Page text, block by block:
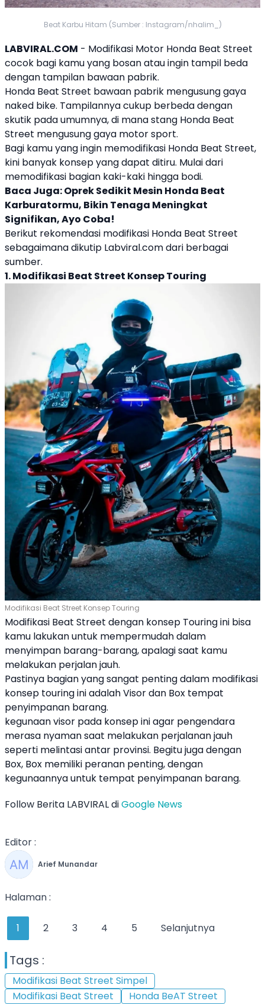
Beat Karbu Hitam (Sumber : Instagram/nhalim_)
LABVIRAL.COM - Modifikasi Motor Honda Beat Street
cocok bagi kamu yang bosan atau ingin tampil beda
dengan tampilan bawaan pabrik.
Honda Beat Street bawaan pabrik mengusung gaya
naked bike. Tampilannya cukup berbeda dengan
skutik pada umumnya, di mana stang Honda Beat
Street mengusung gaya motor sport.
Bagi kamu yang ingin memodifikasi Honda Beat Street,
kini banyak konsep yang dapat ditiru. Mulai dari
memodifikasi bagian kaki-kaki hingga bodi.
Baca Juga:Oprek Sedikit Mesin Honda Beat
Karburatormu, Bikin Tenaga Meningkat
Signifikan, Ayo Coba!
Berikut rekomendasi modifikasi Honda Beat Street
sebagaimana dikutip Labviral.com dari berbagai
sumber.
1.Modifikasi Beat Street Konsep Touring
Modifikasi Beat Street Konsep Touring
Modifikasi Beat Street dengan konsep Touring ini bisa
kamu lakukan untuk mempermudah dalam
menyimpan barang-barang, apalagi saat kamu
melakukan perjalan jauh.
Pastinya bagian yang sangat penting dalam modifikasi
konsep touring ini adalah Visor dan Box tempat
penyimpanan barang.
kegunaan visor pada konsep ini agar pengendara
merasa nyaman saat melakukan perjalanan jauh
seperti melintasi antar provinsi. Begitu juga dengan
Box, Box memiliki peranan penting, dengan
kegunaannya untuk tempat penyimpanan barang.
Follow Berita LABVIRAL diGoogle News
Editor :
Arief Munandar
Halaman :
1 2 3 4 5 Selanjutnya
Tags :
Modifikasi Beat Street Simpel
Modifikasi Beat Street
Honda BeAT Street